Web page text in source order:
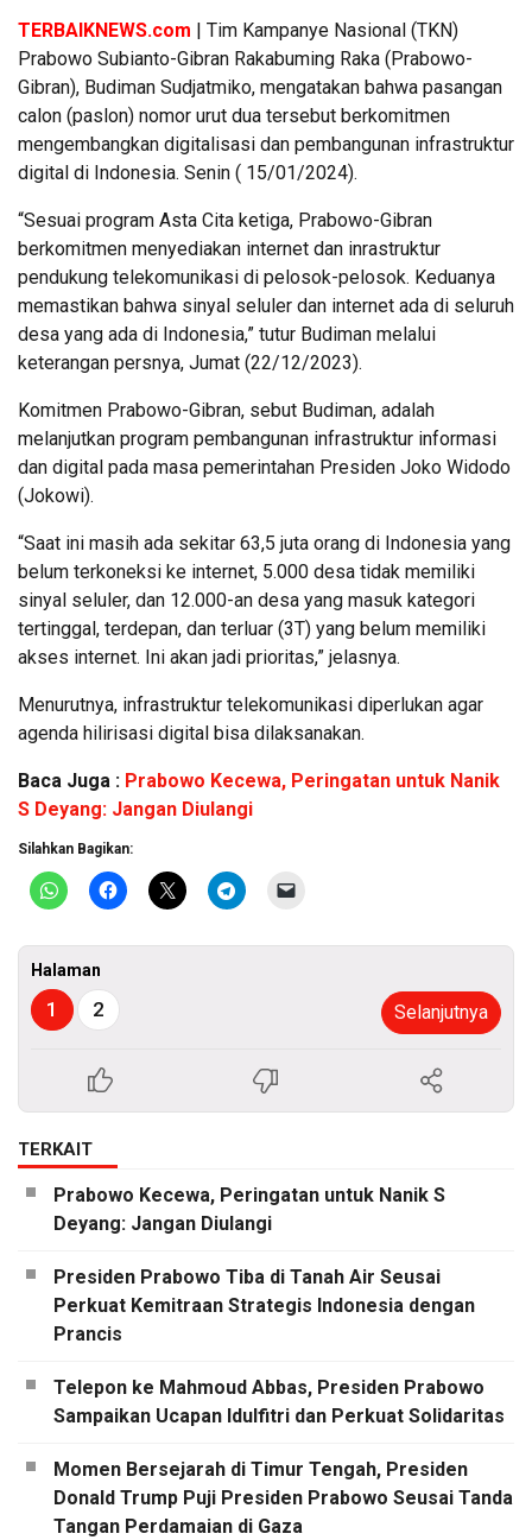
TERBAIKNEWS.com
| Tim Kampanye Nasional (TKN)
Prabowo Subianto-Gibran Rakabuming Raka (Prabowo-
Gibran), Budiman Sudjatmiko, mengatakan bahwa pasangan
calon (paslon) nomor urut dua tersebut berkomitmen
mengembangkan digitalisasi dan pembangunan infrastruktur
digital di Indonesia. Senin ( 15/01/2024).
“Sesuai program Asta Cita ketiga, Prabowo-Gibran
berkomitmen menyediakan internet dan inrastruktur
pendukung telekomunikasi di pelosok-pelosok. Keduanya
memastikan bahwa sinyal seluler dan internet ada di seluruh
desa yang ada di Indonesia,” tutur Budiman melalui
keterangan persnya, Jumat (22/12/2023).
Komitmen Prabowo-Gibran, sebut Budiman, adalah
melanjutkan program pembangunan infrastruktur informasi
dan digital pada masa pemerintahan Presiden Joko Widodo
(Jokowi).
“Saat ini masih ada sekitar 63,5 juta orang di Indonesia yang
belum terkoneksi ke internet, 5.000 desa tidak memiliki
sinyal seluler, dan 12.000-an desa yang masuk kategori
tertinggal, terdepan, dan terluar (3T) yang belum memiliki
akses internet. Ini akan jadi prioritas,” jelasnya.
Menurutnya, infrastruktur telekomunikasi diperlukan agar
agenda hilirisasi digital bisa dilaksanakan.
Baca Juga : Prabowo Kecewa, Peringatan untuk Nanik
S Deyang: Jangan Diulangi
Silahkan Bagikan:
Halaman
1 2 Selanjutnya
TERKAIT
Prabowo Kecewa, Peringatan untuk Nanik S
Deyang: Jangan Diulangi
Presiden Prabowo Tiba di Tanah Air Seusai
Perkuat Kemitraan Strategis Indonesia dengan
Prancis
Telepon ke Mahmoud Abbas, Presiden Prabowo
Sampaikan Ucapan Idulfitri dan Perkuat Solidaritas
Momen Bersejarah di Timur Tengah, Presiden
Donald Trump Puji Presiden Prabowo Seusai Tanda
Tangan Perdamaian di Gaza